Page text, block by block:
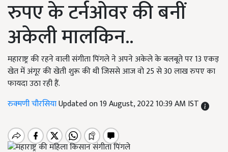
रुपए के टर्नओवर की बनीं
अकेली मालकिन..
महाराष्ट्र की रहने वाली संगीता पिंगले ने अपने अकेले के बलबूते पर 13 एकड़
खेत में अंगूर की खेती शुरू की थी जिससे आज वो 25 से 30 लाख रुपए का
फायदा उठा रही हैं.
रुक्मणी चौरसियाUpdated on 19 August, 2022 10:39 AM IST